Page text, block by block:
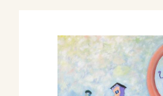
2010 - Festa Reggio,
settembre.
2011 - Correggio